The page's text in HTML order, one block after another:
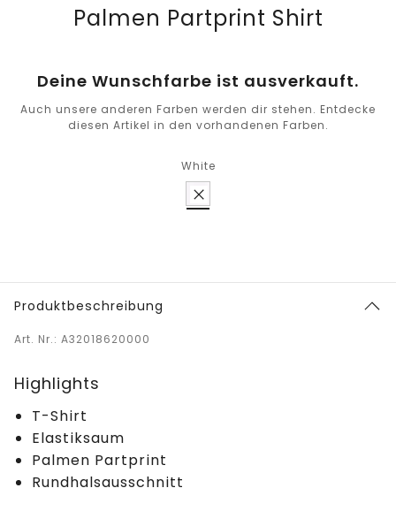
Palmen Partprint Shirt
Deine Wunschfarbe ist ausverkauft.
Auch unsere anderen Farben werden dir stehen. Entdecke
diesen Artikel in den vorhandenen Farben.
White
Produktbeschreibung
Art. Nr.: A32018620000
Highlights
T-Shirt
Elastiksaum
Palmen Partprint
Rundhalsausschnitt